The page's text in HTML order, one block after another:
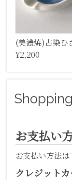
(美濃焼)古染ひ
¥2,200
お支払い
お支払い方法は
クレジット